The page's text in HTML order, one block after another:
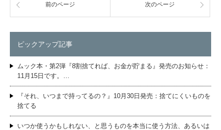
前のページ 次のページ
ピックアップ記事
ムック本・第2弾『8割捨てれば、お金が貯まる』発売のお知らせ：
11月15日です。…
『それ、いつまで持ってるの？』10月30日発売：捨てにくいものを
捨てる
いつか使うかもしれない、と思うものを本当に使う方法、あるいは